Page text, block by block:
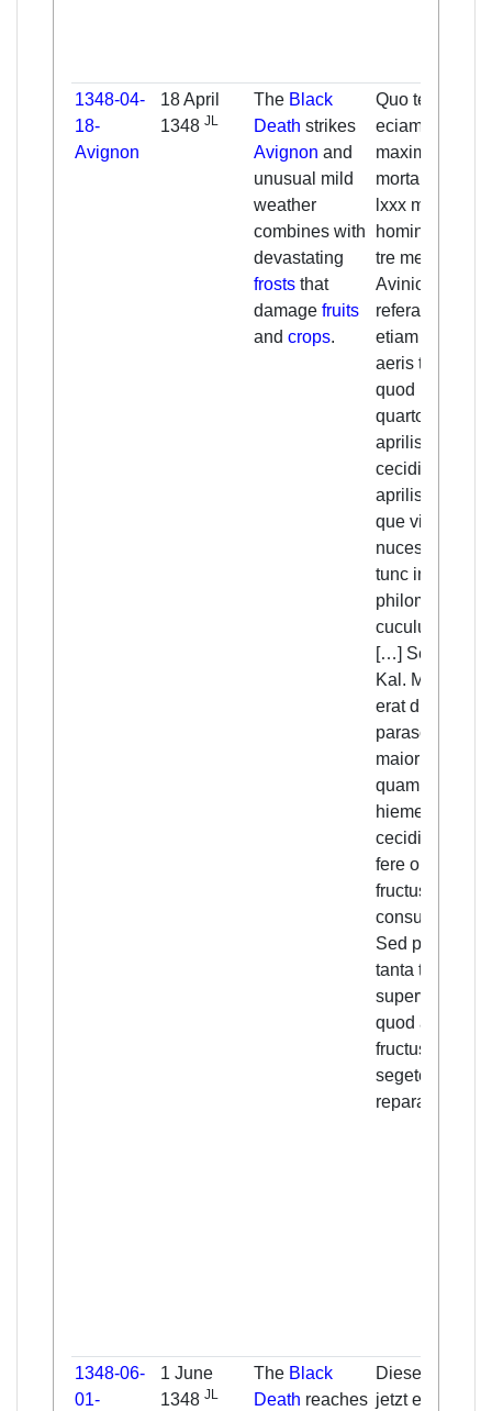
1348-04-
18-
Avignon
18 April
1348JL
The Black
Death strikes
Avignon and
unusual mild
weather
combines with
devastating
frosts that
damagefruits
andcrops.
Quo tempore
eciam ibidem
maxima fuit
mortalitas, ut
lxxx milia
hominum infra
tre menses
Avinion.
referantur. Fuit
etiam tanta
aeris
quod usque
quarto idus
aprilis nulla
cecidit, sed
aprilis venit nix
que vinum et
nuces lesit. Et
tunc in nive
philomela
cuculus
[…] Sed xiiii.
Kal. Maii, que
erat dies
parascaphe,
maior nix
quam tota
hieme
cecidisset, et
fere omnes
fructus
consumpsit.
Sed postea
tanta
supervenit,
quod
fructus et
segetes
reparavit.
1348-06-
01-
1 June
1348JL
The Black
Death reaches
Diese Pest,
jetzt